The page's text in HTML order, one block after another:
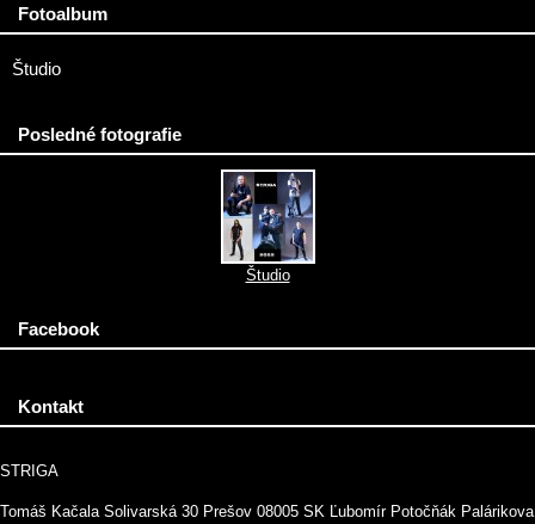
Fotoalbum
Študio
Posledné fotografie
Študio
Facebook
Kontakt
STRIGA
Tomáš Kačala Solivarská 30 Prešov 08005 SK Ľubomír Potočňák Palárikova